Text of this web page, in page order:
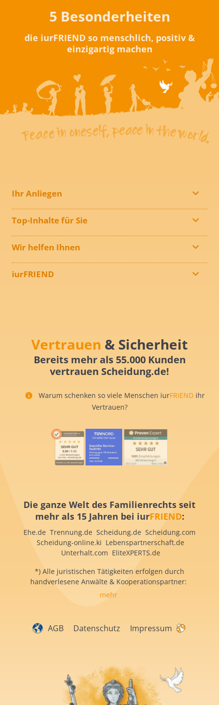
5 Besonderheiten
die iurFRIEND so menschlich, positiv &
einzigartig machen
Ihr Anliegen
Top-Inhalte für Sie
Wir helfen Ihnen
iurFRIEND
Vertrauen & Sicherheit
Bereits mehr als 55.000 Kunden
vertrauen Scheidung.de!
Warum schenken so viele Menschen iurFRIEND ihr
Vertrauen?
Die ganze Welt des Familienrechts seit
mehr als 15 Jahren bei iurFRIEND:
Ehe.de Trennung.de Scheidung.de Scheidung.com
Scheidung-online.ki Lebenspartnerschaft.de
Unterhalt.com EliteXPERTS.de
*) Alle juristischen Tätigkeiten erfolgen durch
handverlesene Anwälte & Kooperationspartner:
mehr
AGB Datenschutz Impressum